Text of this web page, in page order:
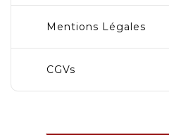
Mentions Légales
CGVs